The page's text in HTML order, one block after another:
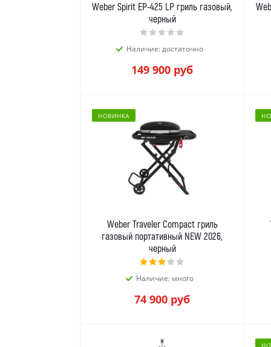
Weber Spirit EP-425 LP гриль газовый,
черный
Наличие: достаточно
149 900 руб
НОВИНКА
Weber Traveler Compact гриль
газовый портативный NEW 2026,
черный
Наличие: много
74 900 руб